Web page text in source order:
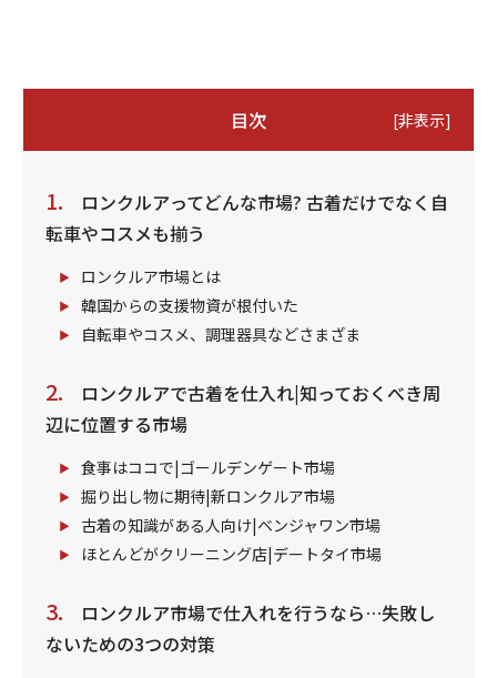
目次 [非表示]
ロンクルアってどんな市場? 古着だけでなく自
転車やコスメも揃う
ロンクルア市場とは
韓国からの支援物資が根付いた
自転車やコスメ、調理器具などさまざま
ロンクルアで古着を仕入れ|知っておくべき周
辺に位置する市場
食事はココで|ゴールデンゲート市場
掘り出し物に期待|新ロンクルア市場
古着の知識がある人向け|ベンジャワン市場
ほとんどがクリーニング店|デートタイ市場
ロンクルア市場で仕入れを行うなら…失敗し
ないための3つの対策